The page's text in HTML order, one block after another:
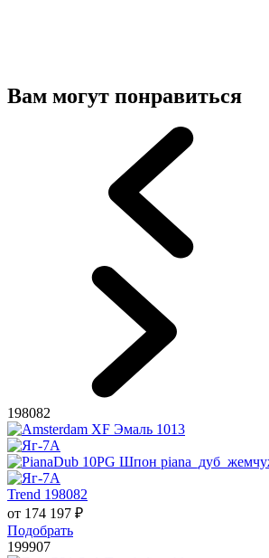
Вам могут понравиться
198082
Trend 198082
от 174 197 ₽
Подобрать
199907